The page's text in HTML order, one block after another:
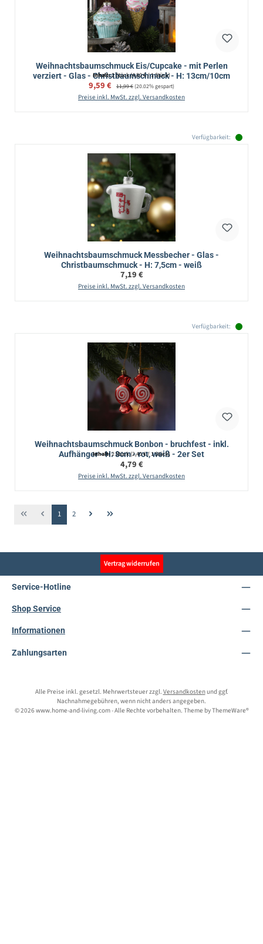
Weihnachtsbaumschmuck Eis/Cupcake - mit Perlen
verziert - Glas - Christbaumschmuck - H: 13cm/10cm
Inhalt:2 Stück(4,80 € / 1 Stück)
Verkaufspreis:
9,59 € Regulärer Preis:
11,99 €(20.02% gespart)
Preise inkl. MwSt. zzgl. Versandkosten
Verfügbarkeit:
Weihnachtsbaumschmuck Messbecher - Glas -
Christbaumschmuck - H: 7,5cm - weiß
Regulärer Preis:
7,19 €
Preise inkl. MwSt. zzgl. Versandkosten
Verfügbarkeit:
Weihnachtsbaumschmuck Bonbon - bruchfest - inkl.
Aufhänger - H: 8cm - rot, weiß - 2er Set
Inhalt:2 Stück(2,40 € / 1 Stück)
Regulärer Preis:
4,79 €
Preise inkl. MwSt. zzgl. Versandkosten
Seite
1 Seite
2
Vertrag widerrufen
Service-Hotline
Shop Service
Informationen
Zahlungsarten
Alle Preise inkl. gesetzl. Mehrwertsteuer zzgl. Versandkostenund ggf.
Nachnahmegebühren, wenn nicht anders angegeben.
© 2026 www.home-and-living.com - Alle Rechte vorbehalten. Theme byThemeWare®